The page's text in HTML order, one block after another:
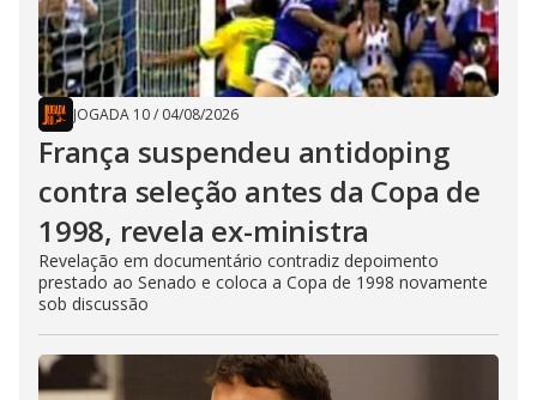
JOGADA 10/ 04/08/2026
França suspendeu antidoping
contra seleção antes da Copa de
1998, revela ex-ministra
Revelação em documentário contradiz depoimento
prestado ao Senado e coloca a Copa de 1998 novamente
sob discussão